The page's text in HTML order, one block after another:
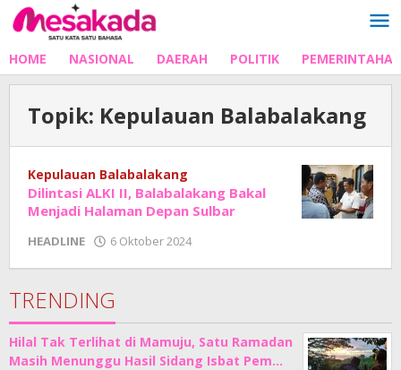
Lewati
ke
HOME NASIONAL DAERAH POLITIK
Topik: Kepulauan Balabalakang
Kepulauan Balabalakang
Dilintasi ALKI II, Balabalakang Bakal
Menjadi Halaman Depan Sulbar
HEADLINE 6 Oktober 2024
Junaedi
TRENDING
Hilal Tak Terlihat di Mamuju, Satu Ramadan
Masih Menunggu Hasil Sidang Isbat Pem…